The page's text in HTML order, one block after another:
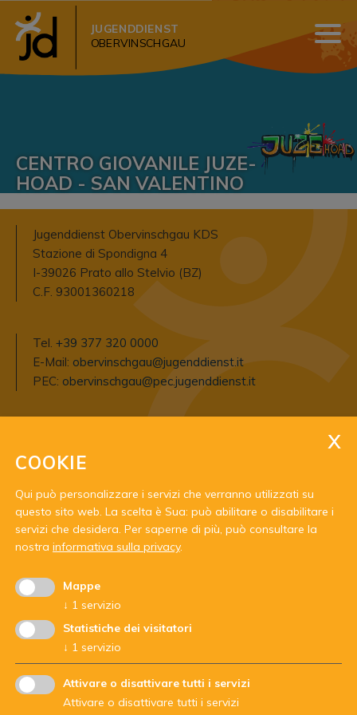
JUGENDDIENST
OBERVINSCHGAU
CENTRO GIOVANILE JUZE-
HOAD - SAN VALENTINO
Jugenddienst Obervinschgau KDS
Stazione di Spondigna 4
I-39026 Prato allo Stelvio (BZ)
C.F. 93001360218
Tel. +39 377 320 0000
E-Mail: obervinschgau@jugenddienst.it
PEC: obervinschgau@pec.jugenddienst.it
Lunedi – venerdi: ore 09.00-20.00
Con il sostegno di:
COOKIE
Qui può personalizzare i servizi che verranno utilizzati su
questo sito web. La scelta è Sua: può abilitare o disabilitare i
servizi che desidera. Per saperne di più, può consultare la
nostra informativa sulla privacy.
Mappe
↓ 1 servizio
Statistiche dei visitatori
↓ 1 servizio
Attivare o disattivare tutti i servizi
Attivare o disattivare tutti i servizi